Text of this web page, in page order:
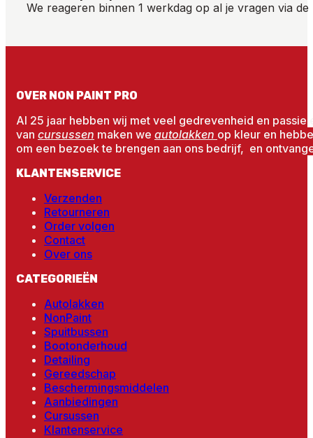
We reageren binnen 1 werkdag op al je vragen via de
OVER NON PAINT PRO
Al 25 jaar hebben wij met veel gedrevenheid en
van cursussen maken we autolakken op kleur en
om een bezoek te brengen aan ons bedrijf, en
KLANTENSERVICE
Verzenden
Retourneren
Order volgen
Contact
Over ons
CATEGORIEËN
Autolakken
NonPaint
Spuitbussen
Bootonderhoud
Detailing
Gereedschap
Beschermingsmiddelen
Aanbiedingen
Cursussen
Klantenservice